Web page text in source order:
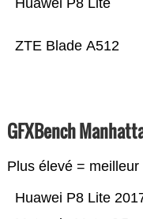
ZTE Blade A512
Huawei P8 Lite
GFXBench
Plus élevé = meilleur
Huawei P8 Lite